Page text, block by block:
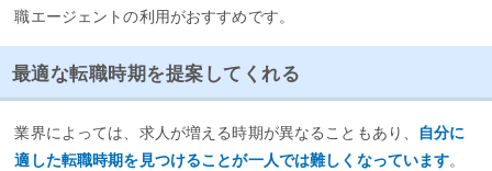
職エージェントの利用がおすすめです。
最適な転職時期を提案してくれる
業界によっては、求人が増える時期が異なることもあり、
自分に
適した転職時期を見つけることが一人では難しくなっています。